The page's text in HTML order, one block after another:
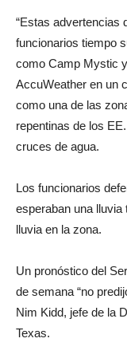
“Estas advertencias
funcionarios tiempo
como Camp Mystic
AccuWeather en un
como una de las
repentinas de los
cruces de agua.
Los funcionarios
esperaban una
lluvia en la zona.
Un pronóstico del
de semana “no
Nim Kidd, jefe de la
Texas.